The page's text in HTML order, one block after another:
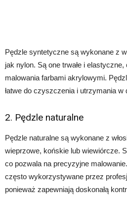
Pędzle syntetyczne są wykonane z
jak nylon. Są one trwałe i
malowania farbami akrylowymi.
łatwe do czyszczenia i utrzymania w
2. Pędzle naturalne
Pędzle naturalne są wykonane z
wieprzowe, końskie lub wiewiórcze.
co pozwala na precyzyjne
często wykorzystywane przez
ponieważ zapewniają doskonałą